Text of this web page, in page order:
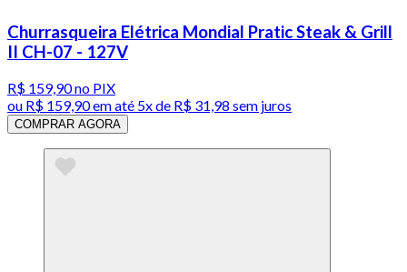
Churrasqueira Elétrica Mondial Pratic Steak & Grill
II CH-07 - 127V
R$ 159,90no PIX
ou R$ 159,90em até 5x de R$ 31,98 sem juros
COMPRAR AGORA